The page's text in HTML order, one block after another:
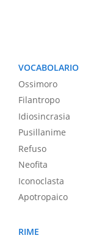
VOCABOLARIO
Ossimoro
Filantropo
Idiosincrasia
Pusillanime
Refuso
Neofita
Iconoclasta
Apotropaico
RIME